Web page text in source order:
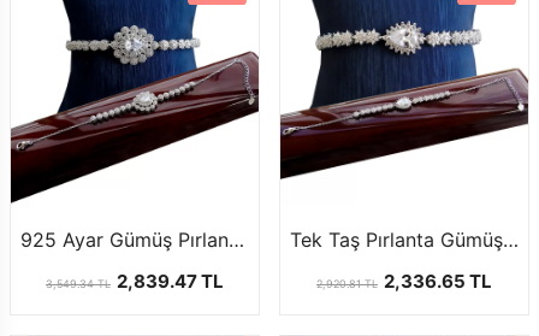
925 Ayar Gümüş Pırlanta Model Bileklik
3,549.34 TL 2,839.47 TL
Tek Taş Pırlanta Gümüş Bileklik
2,920.81 TL 2,336.65 TL